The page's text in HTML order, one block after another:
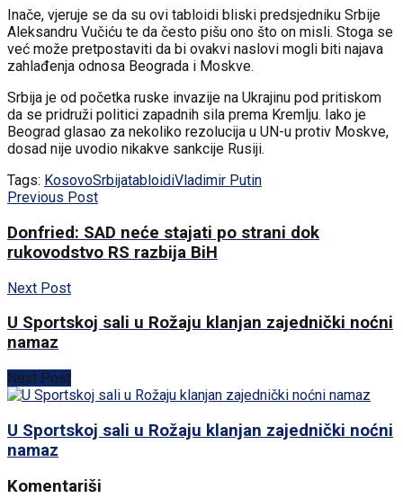
Inače, vjeruje se da su ovi tabloidi bliski predsjedniku Srbije
Aleksandru Vučiću te da često pišu ono što on misli. Stoga se
već može pretpostaviti da bi ovakvi naslovi mogli biti najava
zahlađenja odnosa Beograda i Moskve.
Srbija je od početka ruske invazije na Ukrajinu pod pritiskom
da se pridruži politici zapadnih sila prema Kremlju. Iako je
Beograd glasao za nekoliko rezolucija u UN-u protiv Moskve,
dosad nije uvodio nikakve sankcije Rusiji.
Tags: KosovoSrbijatabloidiVladimir Putin
Previous Post
Donfried: SAD neće stajati po strani dok
rukovodstvo RS razbija BiH
Next Post
U Sportskoj sali u Rožaju klanjan zajednički noćni
namaz
Next Post
U Sportskoj sali u Rožaju klanjan zajednički noćni
namaz
Komentariši